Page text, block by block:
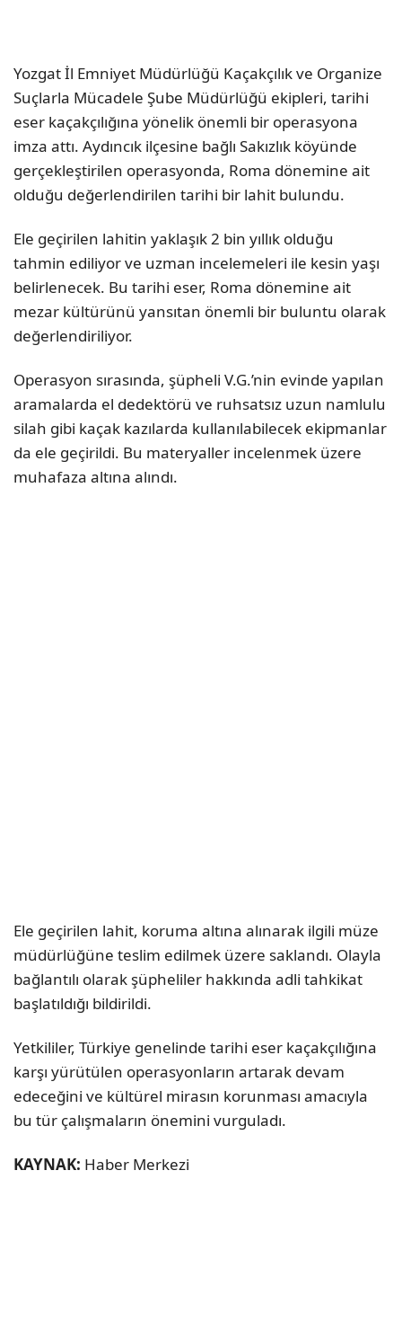
Yozgat İl Emniyet Müdürlüğü Kaçakçılık ve Organize
Suçlarla Mücadele Şube Müdürlüğü ekipleri, tarihi
eser kaçakçılığına yönelik önemli bir operasyona
imza attı. Aydıncık ilçesine bağlı Sakızlık köyünde
gerçekleştirilen operasyonda, Roma dönemine ait
olduğu değerlendirilen tarihi bir lahit bulundu.
Ele geçirilen lahitin yaklaşık 2 bin yıllık olduğu
tahmin ediliyor ve uzman incelemeleri ile kesin yaşı
belirlenecek. Bu tarihi eser, Roma dönemine ait
mezar kültürünü yansıtan önemli bir buluntu olarak
değerlendiriliyor.
Operasyon sırasında, şüpheli V.G.’nin evinde yapılan
aramalarda el dedektörü ve ruhsatsız uzun namlulu
silah gibi kaçak kazılarda kullanılabilecek ekipmanlar
da ele geçirildi. Bu materyaller incelenmek üzere
muhafaza altına alındı.
Ele geçirilen lahit, koruma altına alınarak ilgili müze
müdürlüğüne teslim edilmek üzere saklandı. Olayla
bağlantılı olarak şüpheliler hakkında adli tahkikat
başlatıldığı bildirildi.
Yetkililer, Türkiye genelinde tarihi eser kaçakçılığına
karşı yürütülen operasyonların artarak devam
edeceğini ve kültürel mirasın korunması amacıyla
bu tür çalışmaların önemini vurguladı.
KAYNAK: Haber Merkezi